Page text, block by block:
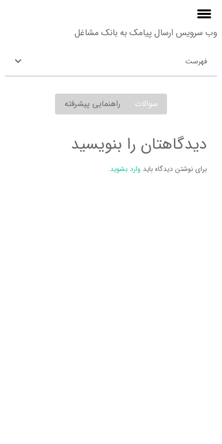
وب سرویس ارسال پیامک به بانک مشاغل
فهرست
سوالات راهنمایی پیشرفته
دیدگاهتان را بنویسید
برای نوشتن دیدگاه باید وارد بشوید.